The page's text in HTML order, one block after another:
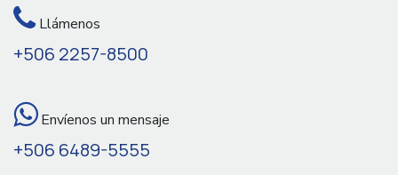
Llámenos
+506 2257-8500
Envíenos un mensaje
+506 6489-5555